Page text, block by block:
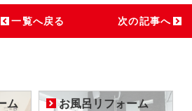
一覧へ戻る 次の記事へ
ム お風呂リフォーム